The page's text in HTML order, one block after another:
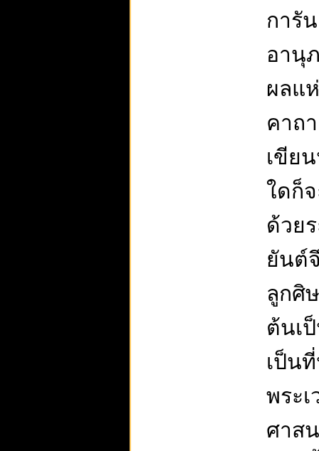
การั
อานุ
ผลแ
คาถ
เขีย
ใดก็
ด้วย
ยันต์
ลูกศิ
ต้นเ
เป็น
พระ
ศาส